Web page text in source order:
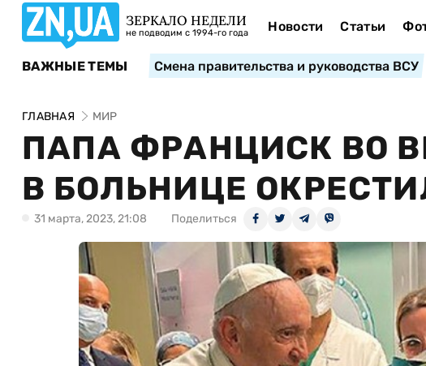
ЗЕРКАЛО НЕДЕЛИ
не подводим с 1994-го года Новости Статьи
ВАЖНЫЕ ТЕМЫ Смена правительства и руководства ВСУ
ГЛАВНАЯ МИР
ПАПА ФРАНЦИСК ВО
В БОЛЬНИЦЕ
31 марта, 2023, 21:08 Поделиться